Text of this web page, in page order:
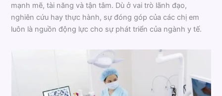
mạnh mẽ, tài năng và tận tâm. Dù ở vai trò lãnh đạo,
nghiên cứu hay thực hành, sự đóng góp của các chị em
luôn là nguồn động lực cho sự phát triển của ngành y tế.